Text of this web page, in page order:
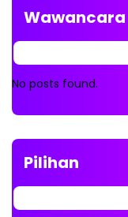
Wawancara
No posts found.
Pilihan